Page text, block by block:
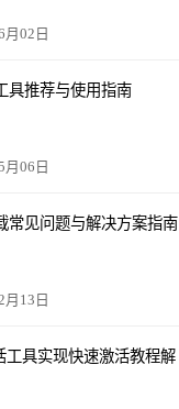
月02日
具推荐与使用指南
月06日
常见问题与解决方案指南
月13日
工具实现快速激活教程解